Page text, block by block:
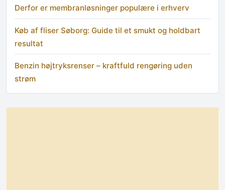
Derfor er membranløsninger populære i erhverv
Køb af fliser Søborg: Guide til et smukt og holdbart
resultat
Benzin højtryksrenser – kraftfuld rengøring uden
strøm